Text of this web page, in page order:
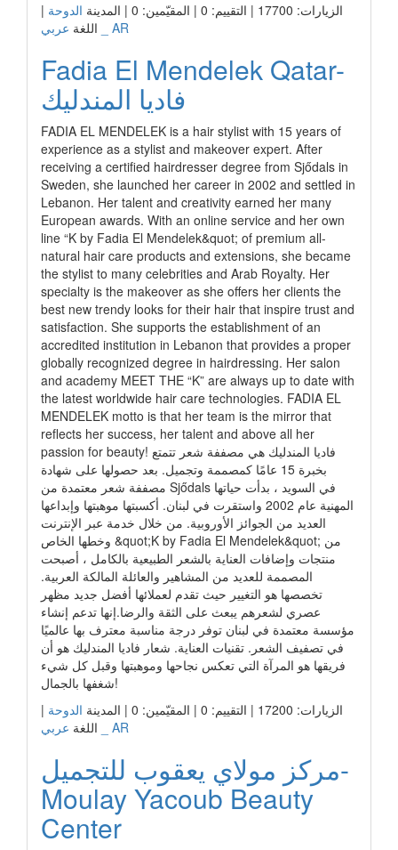
الزيارات: 17700 | التقييم: 0 | المقيّمين: 0 | المدينة
الدوحة |
اللغة عربي _ AR
Fadia El Mendelek Qatar-
فاديا المندليك
FADIA EL MENDELEK is a hair stylist with 15 years of
experience as a stylist and makeover expert. After
receiving a certified hairdresser degree from Sjődals in
Sweden, she launched her career in 2002 and settled in
Lebanon. Her talent and creativity earned her many
European awards. With an online service and her own
line “K by Fadia El Mendelek&quot; of premium all-
natural hair care products and extensions, she became
the stylist to many celebrities and Arab Royalty. Her
specialty is the makeover as she offers her clients the
best new trendy looks for their hair that inspire trust and
satisfaction. She supports the establishment of an
accredited institution in Lebanon that provides a proper
globally recognized degree in hairdressing. Her salon
and academy MEET THE “K” are always up to date with
the latest worldwide hair care technologies. FADIA EL
MENDELEK motto is that her team is the mirror that
reflects her success, her talent and above all her
passion for beauty! فاديا المندليك هي مصففة شعر تتمتع
بخبرة 15 عامًا كمصممة وتجميل. بعد حصولها على شهادة
مصففة شعر معتمدة من Sjődals في السويد ، بدأت حياتها
المهنية عام 2002 واستقرت في لبنان. أكسبتها موهبتها وإبداعها
العديد من الجوائز الأوروبية. من خلال خدمة عبر الإنترنت
وخطها الخاص &quot;K by Fadia El Mendelek&quot; من
منتجات وإضافات العناية بالشعر الطبيعية بالكامل ، أصبحت
المصممة للعديد من المشاهير والعائلة المالكة العربية.
تخصصها هو التغيير حيث تقدم لعملائها أفضل جديد مظهر
عصري لشعرهم يبعث على الثقة والرضا.إنها تدعم إنشاء
مؤسسة معتمدة في لبنان توفر درجة مناسبة معترف بها عالميًا
في تصفيف الشعر. تقنيات العناية. شعار فاديا المندليك هو أن
فريقها هو المرآة التي تعكس نجاحها وموهبتها وقبل كل شيء
شغفها بالجمال!
الزيارات: 17200 | التقييم: 0 | المقيّمين: 0 | المدينة
الدوحة |
اللغة عربي _ AR
مركز مولاي يعقوب للتجميل-
Moulay Yacoub Beauty
Center